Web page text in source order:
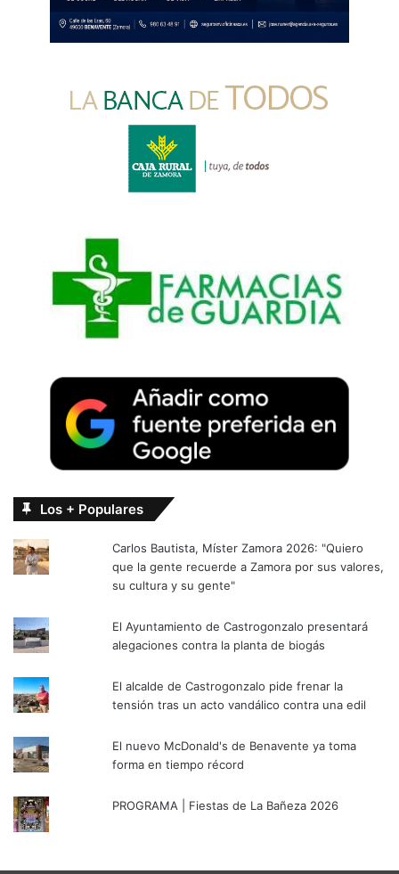
Los + Populares
Carlos Bautista, Míster Zamora 2026: "Quiero
que la gente recuerde a Zamora por sus valores,
su cultura y su gente"
El Ayuntamiento de Castrogonzalo presentará
alegaciones contra la planta de biogás
El alcalde de Castrogonzalo pide frenar la
tensión tras un acto vandálico contra una edil
El nuevo McDonald's de Benavente ya toma
forma en tiempo récord
PROGRAMA | Fiestas de La Bañeza 2026